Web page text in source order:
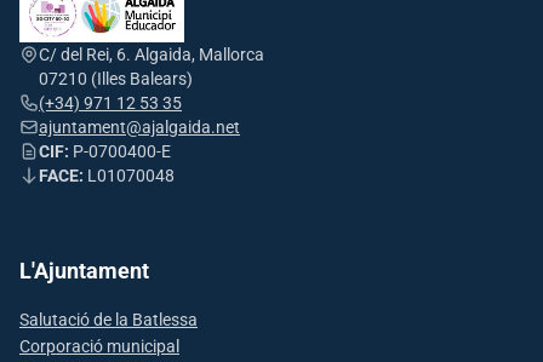
C/ del Rei, 6. Algaida, Mallorca
07210 (Illes Balears)
(+34) 971 12 53 35
ajuntament@ajalgaida.net
CIF: P-0700400-E
FACE: L01070048
L'Ajuntament
Salutació de la Batlessa
Corporació municipal